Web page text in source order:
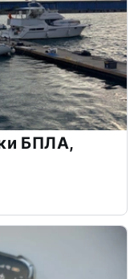
БПЛА,